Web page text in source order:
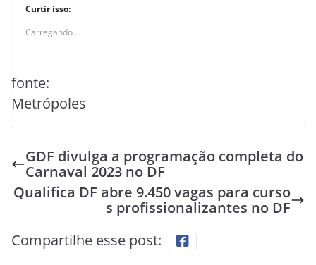
Curtir isso:
Carregando...
fonte:
Metrópoles
GDF divulga a programação completa do
Carnaval 2023 no DF
Qualifica DF abre 9.450 vagas para curso
s profissionalizantes no DF
Compartilhe esse post: